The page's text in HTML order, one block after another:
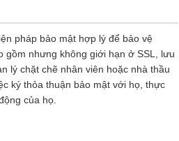
pháp bảo mật hợp lý để bảo vệ
gồm nhưng không giới hạn ở SSL, lưu
lý chặt chẽ nhân viên hoặc nhà thầu
ký thỏa thuận bảo mật với họ, thực
của họ.